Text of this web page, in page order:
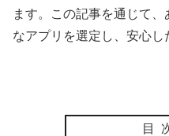
ます。この記事を通じて
なアプリを選定し、安心し
目